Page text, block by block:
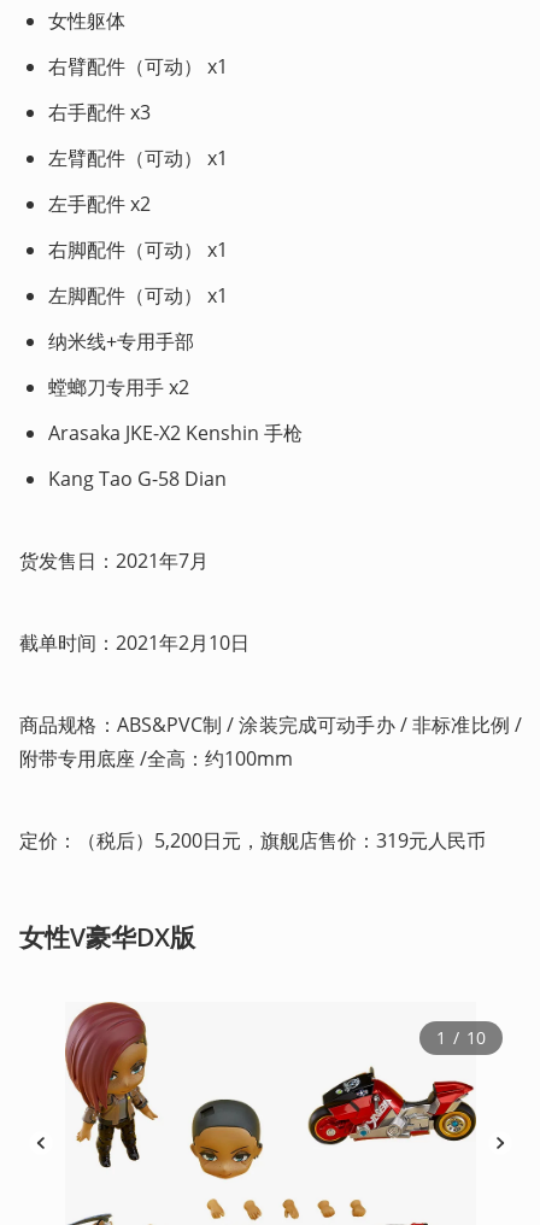
女性躯体
右臂配件（可动） x1
右手配件 x3
左臂配件（可动） x1
左手配件 x2
右脚配件（可动） x1
左脚配件（可动） x1
纳米线+专用手部
螳螂刀专用手 x2
Arasaka JKE-X2 Kenshin 手枪
Kang Tao G-58 Dian
货发售日：2021年7月
截单时间：2021年2月10日
商品规格：ABS&PVC制 / 涂装完成可动手办 / 非标准比例 /
附带专用底座 /全高：约100mm
定价：（税后）5,200日元，旗舰店售价：319元人民币
女性V豪华DX版
1 / 10